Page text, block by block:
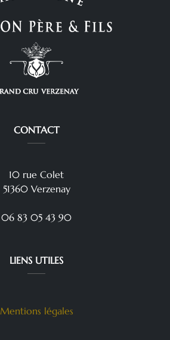
CONTACT
10 rue Colet
51360 Verzenay
06 83 05 43 90
LIENS UTILES
Mentions légales